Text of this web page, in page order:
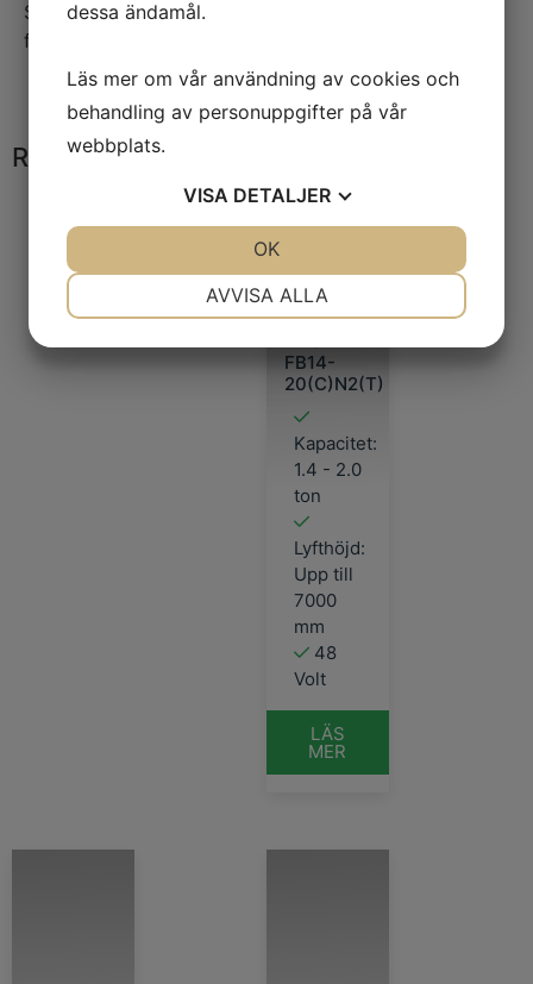
SENSiA ser till att dina förare förblir säkra,
fokuserade och produktiva, även när tempot är högt.
Relaterade produkter
FB14-
20(C)N2(T)
Kapacitet:
1.4 - 2.0
ton
Lyfthöjd:
Upp till
7000
mm
48
Volt
LÄS
MER
dessa ändamål.
Läs mer om vår användning av cookies och
behandling av personuppgifter på vår
webbplats.
VISA DETALJER
STATISTIK
AVVISA ALLA
OK